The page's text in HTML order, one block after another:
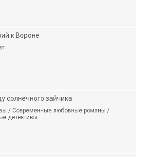
к Вороне
солнечного зайчика
/ Современные любовные романы /
детективы